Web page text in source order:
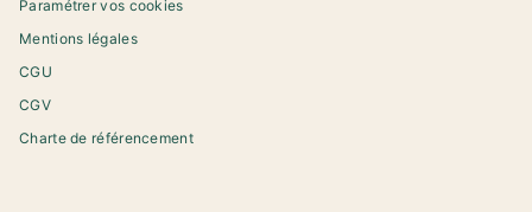
Paramétrer vos cookies
Mentions légales
CGU
CGV
Charte de référencement